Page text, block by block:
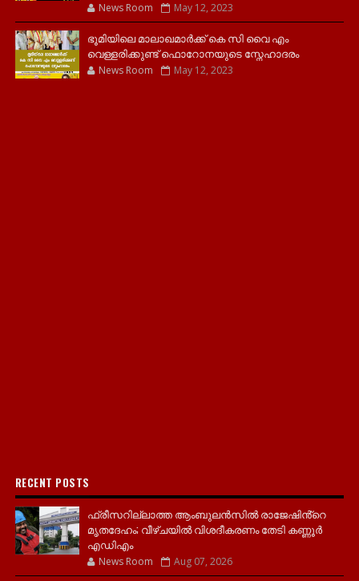
News Room May 12, 2023
ഭൂമിയിലെ മാലാഖമാർക്ക് കെ സി വൈ എം
വെള്ളരിക്കുണ്ട് ഫൊറോനയുടെ സ്നേഹാദരം
News Room May 12, 2023
RECENT POSTS
ഫ്രീസറില്ലാത്ത ആംബുലൻസിൽ രാജേഷിൻ്റെ
മൃതദേഹം; വീഴ്ചയിൽ വിശദീകരണം തേടി കണ്ണൂർ
എഡിഎം
News Room Aug 07, 2026